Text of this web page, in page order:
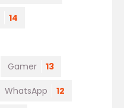
14
Gamer 13
WhatsApp 12